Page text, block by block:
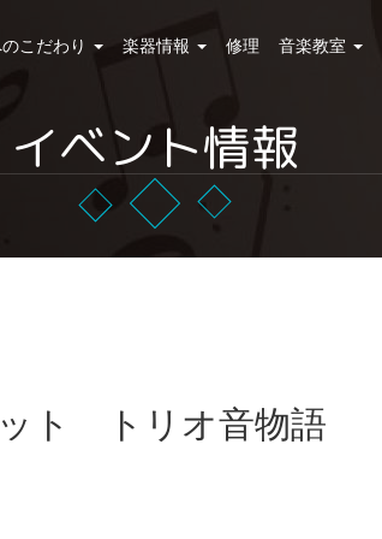
こだわり 楽器情報 修理 音楽教室
イベント情報
ット トリオ音物語